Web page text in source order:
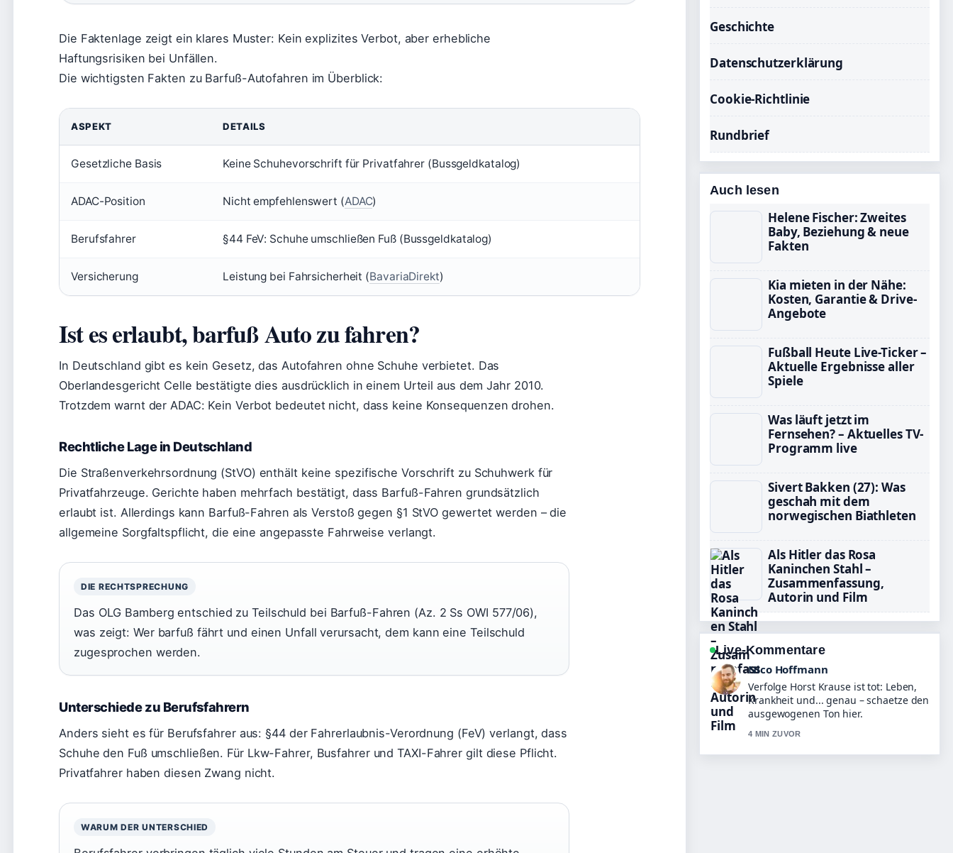
Die Faktenlage zeigt ein klares Muster: Kein explizites Verbot, aber erhebliche
Haftungsrisiken bei Unfällen.
Die wichtigsten Fakten zu Barfuß-Autofahren im Überblick:
ASPEKT DETAILS
Gesetzliche Basis Keine Schuhevorschrift für Privatfahrer (Bussgeldkatalog)
ADAC-Position Nicht empfehlenswert (ADAC)
Berufsfahrer §44 FeV: Schuhe umschließen Fuß (Bussgeldkatalog)
Versicherung Leistung bei Fahrsicherheit (BavariaDirekt)
Ist es erlaubt, barfuß Auto zu fahren?
In Deutschland gibt es kein Gesetz, das Autofahren ohne Schuhe verbietet. Das
Oberlandesgericht Celle bestätigte dies ausdrücklich in einem Urteil aus dem Jahr 2010.
Trotzdem warnt der ADAC: Kein Verbot bedeutet nicht, dass keine Konsequenzen drohen.
Rechtliche Lage in Deutschland
Die Straßenverkehrsordnung (StVO) enthält keine spezifische Vorschrift zu Schuhwerk für
Privatfahrzeuge. Gerichte haben mehrfach bestätigt, dass Barfuß-Fahren grundsätzlich
erlaubt ist. Allerdings kann Barfuß-Fahren als Verstoß gegen §1 StVO gewertet werden – die
allgemeine Sorgfaltspflicht, die eine angepasste Fahrweise verlangt.
DIE RECHTSPRECHUNG
Das OLG Bamberg entschied zu Teilschuld bei Barfuß-Fahren (Az. 2 Ss OWI 577/06),
was zeigt: Wer barfuß fährt und einen Unfall verursacht, dem kann eine Teilschuld
zugesprochen werden.
Unterschiede zu Berufsfahrern
Anders sieht es für Berufsfahrer aus: §44 der Fahrerlaubnis-Verordnung (FeV) verlangt, dass
Schuhe den Fuß umschließen. Für Lkw-Fahrer, Busfahrer und TAXI-Fahrer gilt diese Pflicht.
Privatfahrer haben diesen Zwang nicht.
WARUM DER UNTERSCHIED
Geschichte
Datenschutzerklärung
Cookie-Richtlinie
Rundbrief
Auch lesen
Helene Fischer: Zweites
Baby, Beziehung & neue
Fakten
Kia mieten in der Nähe:
Kosten, Garantie & Drive-
Angebote
Fußball Heute Live-Ticker –
Aktuelle Ergebnisse aller
Spiele
Was läuft jetzt im
Fernsehen? – Aktuelles TV-
Programm live
Sivert Bakken (27): Was
geschah mit dem
norwegischen Biathleten
Als Hitler das Rosa
Kaninchen Stahl –
Zusammenfassung,
Autorin und Film
Live-Kommentare
Hannah Weber
Hilfreicher Kontext zu Joyce Ilg: Alter,
Freund, Kinder, Buch und.... Bitte
haltet diesen Liveticker aktuell.
6 MIN ZUVOR